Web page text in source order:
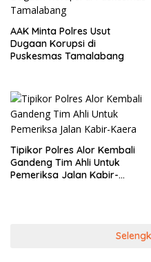
AAK Minta Polres Usut
Dugaan Korupsi di
Puskesmas Tamalabang
Tipikor Polres Alor Kembali
Gandeng Tim Ahli Untuk
Pemeriksa Jalan Kabir-